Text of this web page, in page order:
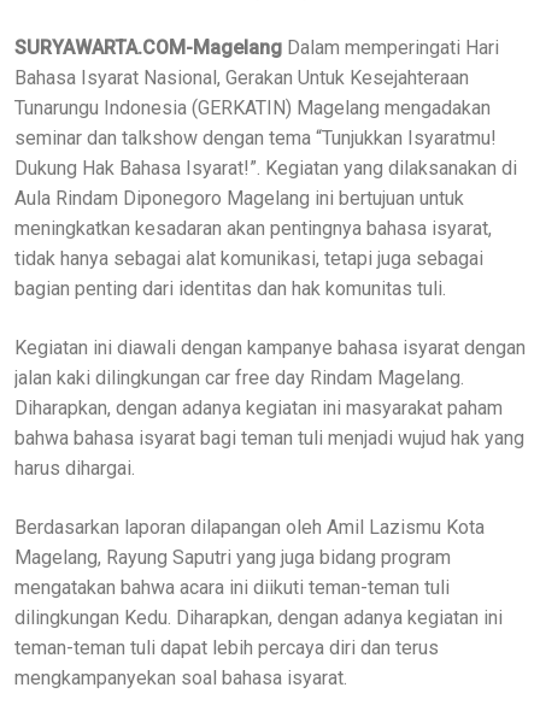
SURYAWARTA.COM-Magelang Dalam memperingati Hari
Bahasa Isyarat Nasional, Gerakan Untuk Kesejahteraan
Tunarungu Indonesia (GERKATIN) Magelang mengadakan
seminar dan talkshow dengan tema “Tunjukkan Isyaratmu!
Dukung Hak Bahasa Isyarat!”. Kegiatan yang dilaksanakan di
Aula Rindam Diponegoro Magelang ini bertujuan untuk
meningkatkan kesadaran akan pentingnya bahasa isyarat,
tidak hanya sebagai alat komunikasi, tetapi juga sebagai
bagian penting dari identitas dan hak komunitas tuli.
Kegiatan ini diawali dengan kampanye bahasa isyarat dengan
jalan kaki dilingkungan car free day Rindam Magelang.
Diharapkan, dengan adanya kegiatan ini masyarakat paham
bahwa bahasa isyarat bagi teman tuli menjadi wujud hak yang
harus dihargai.
Berdasarkan laporan dilapangan oleh Amil Lazismu Kota
Magelang, Rayung Saputri yang juga bidang program
mengatakan bahwa acara ini diikuti teman-teman tuli
dilingkungan Kedu. Diharapkan, dengan adanya kegiatan ini
teman-teman tuli dapat lebih percaya diri dan terus
mengkampanyekan soal bahasa isyarat.